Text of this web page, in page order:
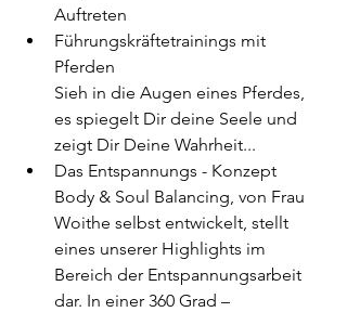
Auftreten
Führungskräftetrainings mit
Pferden
Sieh in die Augen eines Pferdes,
es spiegelt Dir deine Seele und
zeigt Dir Deine Wahrheit...
Das Entspannungs - Konzept
Body & Soul Balancing, von Frau
Woithe selbst entwickelt, stellt
eines unserer Highlights im
Bereich der Entspannungsarbeit
dar. In einer 360 Grad –